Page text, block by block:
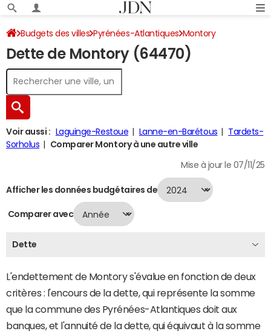
Budgets des villes Pyrénées-Atlantiques Montory
Dette au 31/12/2024
Dette de Montory (64470)
Voir aussi : Laguinge-Restoue Lanne-en-Barétous
Tardets-
Sorholus
Comparer Montory à une autre ville
Mise à jour le 07/11/25
Afficher les données budgétaires de
Comparer avec
Dette
L'endettement de Montory s'évalue en fonction de deux
critères : l'encours de la dette, qui représente la somme
que la commune des Pyrénées-Atlantiques doit aux
banques, et l'annuité de la dette, qui équivaut à la somme